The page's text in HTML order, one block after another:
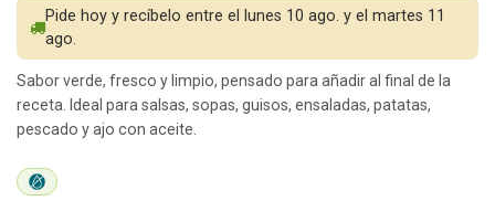
Pide hoy y recíbelo entre el lunes 10 ago. y el martes 11
ago.
Sabor verde, fresco y limpio, pensado para añadir al final de la
receta. Ideal para salsas, sopas, guisos, ensaladas, patatas,
pescado y ajo con aceite.